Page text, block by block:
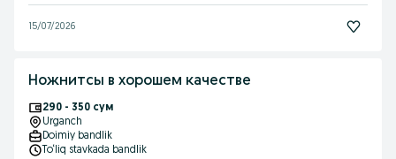
15/07/2026
Ножнитсы в хорошем качестве
290 - 350 сум
Urganch
Doimiy bandlik
To‘liq stavkada bandlik